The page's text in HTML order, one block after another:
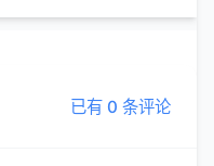
已有 0 条评论